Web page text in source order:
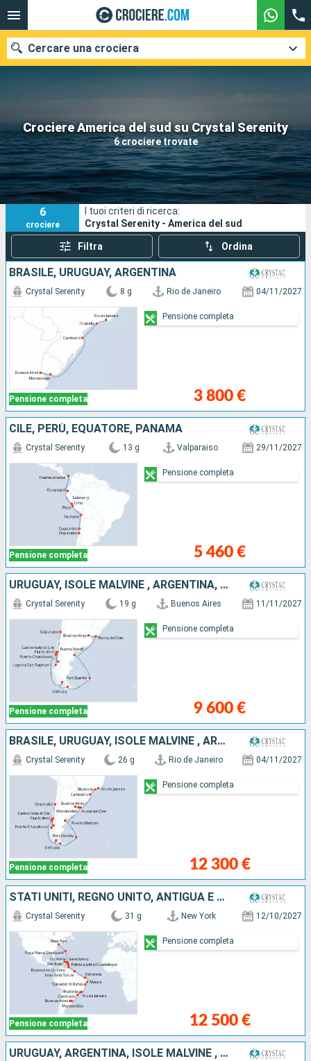
Crociere America del sud su Crystal Serenity
6 crociere trovate
Cercare una crociera
Le nostre destinazioni
Mesi di partenza
Porti Compagnie
Ricerca
6
crociere
I tuoi criteri di ricerca:
Crystal Serenity - America del sud
Filtra Ordina
BRASILE, URUGUAY, ARGENTINA
Pensione completa
Crystal Serenity 8 g Rio de Janeiro 04/11/2027
3 800 €
Pensione completa
CILE, PERÙ, EQUATORE, PANAMA
Pensione completa
Crystal Serenity 13 g Valparaiso 29/11/2027
5 460 €
Pensione completa
URUGUAY, ISOLE MALVINE , ARGENTINA, CILE
Pensione completa
Crystal Serenity 19 g Buenos Aires 11/11/2027
9 600 €
Pensione completa
BRASILE, URUGUAY, ISOLE MALVINE , ARGENTINA, CILE
Pensione completa
Crystal Serenity 26 g Rio de Janeiro 04/11/2027
12 300 €
Pensione completa
STATI UNITI, REGNO UNITO, ANTIGUA E BARBUDA, GUADALUPA, FRANCIA, PORTORICO, SANTA LUCIA, LA TRINIDAD ETOBAGO, BRASILE, URUGUAY, ARGENTINA
Pensione completa
Crystal Serenity 31 g New York 12/10/2027
12 500 €
Pensione completa
URUGUAY, ARGENTINA, ISOLE MALVINE , CILE, PERÙ, EQUATORE, PANAMA, COSTA RICA, HONDURAS, SAINT THOMAS, BELIZE, MESSICO, STATI UNITI